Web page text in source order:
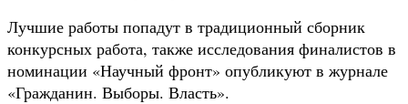
Лучшие работы попадут в традиционный сборник
конкурсных работа, также исследования финалистов в
номинации «Научный фронт» опубликуют в журнале
«Гражданин. Выборы. Власть».